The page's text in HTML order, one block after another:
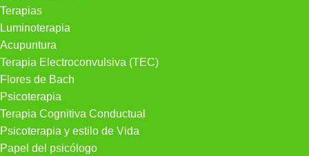
Terapias
Luminoterapia
Acupuntura
Terapia Electroconvulsiva (TEC)
Flores de Bach
Psicoterapia
Terapia Cognitiva Conductual
Psicoterapia y estilo de Vida
Papel del psicólogo